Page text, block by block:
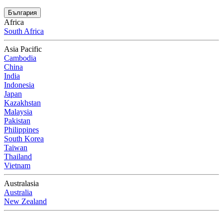
България
Africa
South Africa
Asia Pacific
Cambodia
China
India
Indonesia
Japan
Kazakhstan
Malaysia
Pakistan
Philippines
South Korea
Taiwan
Thailand
Vietnam
Australasia
Australia
New Zealand